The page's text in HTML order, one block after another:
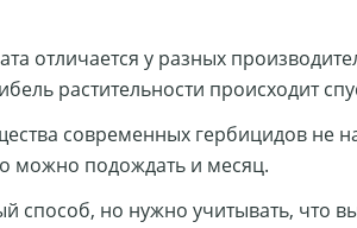
отличается у разных
растительности происходит
современных гербицидов не
можно подождать и месяц.
способ, но нужно учитывать, что